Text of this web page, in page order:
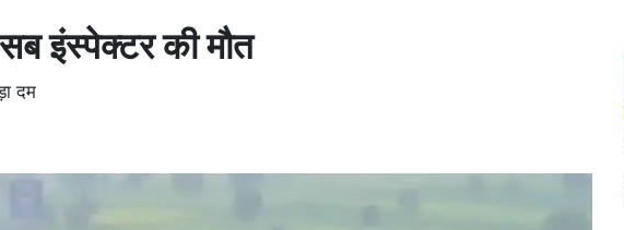
इंस्पेक्टर की मौत
दम